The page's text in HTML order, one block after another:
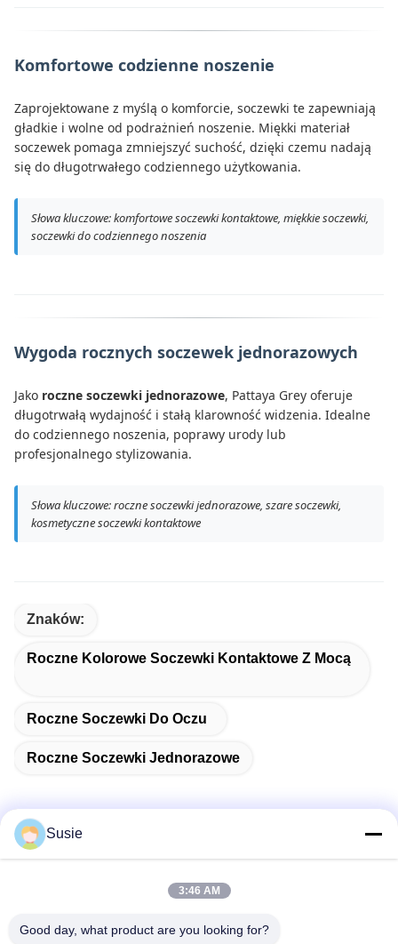
Komfortowe codzienne noszenie
Zaprojektowane z myślą o komforcie, soczewki te zapewniają
gładkie i wolne od podrażnień noszenie. Miękki materiał
soczewek pomaga zmniejszyć suchość, dzięki czemu nadają
się do długotrwałego codziennego użytkowania.
Słowa kluczowe: komfortowe soczewki kontaktowe, miękkie soczewki,
soczewki do codziennego noszenia
Wygoda rocznych soczewek jednorazowych
Jako roczne soczewki jednorazowe, Pattaya Grey oferuje
długotrwałą wydajność i stałą klarowność widzenia. Idealne
do codziennego noszenia, poprawy urody lub
profesjonalnego stylizowania.
Słowa kluczowe: roczne soczewki jednorazowe, szare soczewki,
kosmetyczne soczewki kontaktowe
Znaków:
Roczne Kolorowe Soczewki Kontaktowe Z Mocą
Roczne Soczewki Do Oczu
Roczne Soczewki Jednorazowe
Pokój 1101, Budynek 5, Plac Gaosheng Times, nr 789
Susie
3:46 AM
Good day, what product are you looking for?